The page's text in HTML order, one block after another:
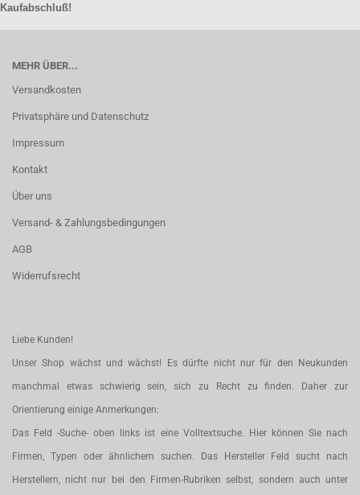
Kaufabschluß!
MEHR ÜBER...
Versandkosten
Privatsphäre und Datenschutz
Impressum
Kontakt
Über uns
Versand- & Zahlungsbedingungen
AGB
Widerrufsrecht
Liebe Kunden!
Unser Shop wächst und wächst! Es dürfte nicht nur für den Neukunden
manchmal etwas schwierig sein, sich zu Recht zu finden. Daher zur
Orientierung einige Anmerkungen:
Das Feld -Suche- oben links ist eine Volltextsuche. Hier können Sie nach
Firmen, Typen oder ähnlichem suchen. Das Hersteller Feld sucht nach
Herstellern, nicht nur bei den Firmen-Rubriken selbst, sondern auch unter